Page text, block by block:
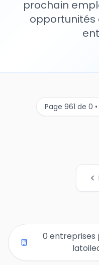
prochain
opportunités
Page 961 de 0
0 entreprises